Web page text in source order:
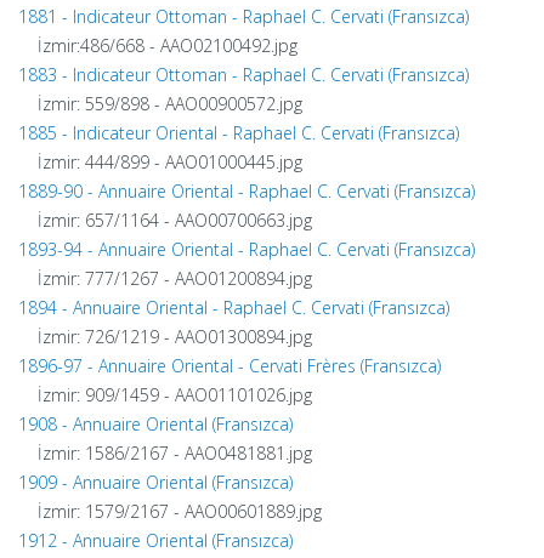
1881 - Indicateur Ottoman - Raphael C. Cervati (Fransızca)
İzmir:486/668 - AAO02100492.jpg
1883 - Indicateur Ottoman - Raphael C. Cervati (Fransızca)
İzmir: 559/898 - AAO00900572.jpg
1885 - Indicateur Oriental - Raphael C. Cervati (Fransızca)
İzmir: 444/899 - AAO01000445.jpg
1889-90 - Annuaire Oriental - Raphael C. Cervati (Fransızca)
İzmir: 657/1164 - AAO00700663.jpg
1893-94 - Annuaire Oriental - Raphael C. Cervati (Fransızca)
İzmir: 777/1267 - AAO01200894.jpg
1894 - Annuaire Oriental - Raphael C. Cervati (Fransızca)
İzmir: 726/1219 - AAO01300894.jpg
1896-97 - Annuaire Oriental - Cervati Frères (Fransızca)
İzmir: 909/1459 - AAO01101026.jpg
1908 - Annuaire Oriental (Fransızca)
İzmir: 1586/2167 - AAO0481881.jpg
1909 - Annuaire Oriental (Fransızca)
İzmir: 1579/2167 - AAO00601889.jpg
1912 - Annuaire Oriental (Fransızca)